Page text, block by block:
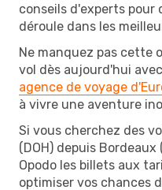
conseils d'experts pour
déroule dans les
Ne manquez pas cette
vol dès aujourd'hui
agence de voyage
à vivre une aventure
Si vous cherchez des
(DOH) depuis
Opodo les billets aux
optimiser vos chances